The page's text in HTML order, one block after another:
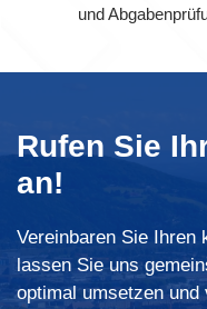
und
Rufen Sie
an!
Vereinbaren Sie Ihren
lassen Sie uns
optimal umsetzen